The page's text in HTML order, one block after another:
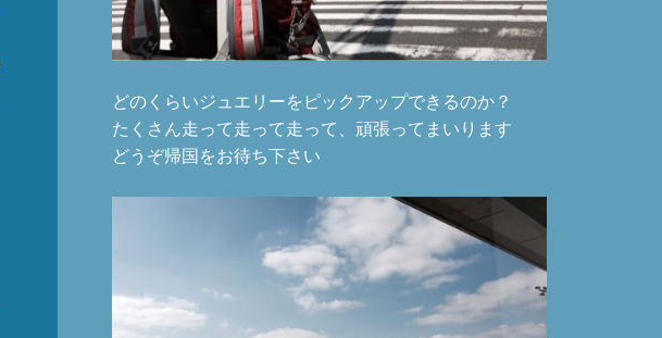
どのくらいジュエリーをピックアップできるのか？
たくさん走って走って走って、頑張ってまいります
どうぞ帰国をお待ち下さい